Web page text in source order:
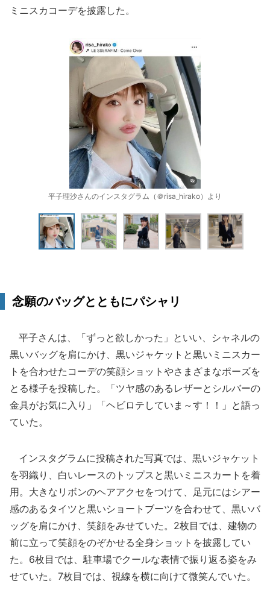
ミニスカコーデを披露した。
平子理沙さんのインスタグラム（＠risa_hirako）より
念願のバッグとともにパシャリ
平子さんは、「ずっと欲しかった」といい、シャネルの
黒いバッグを肩にかけ、黒いジャケットと黒いミニスカー
トを合わせたコーデの笑顔ショットやさまざまなポーズを
とる様子を投稿した。「ツヤ感のあるレザーとシルバーの
金具がお気に入り」「ヘビロテしていま～す！！」と語っ
ていた。
インスタグラムに投稿された写真では、黒いジャケット
を羽織り、白いレースのトップスと黒いミニスカートを着
用。大きなリボンのヘアアクセをつけて、足元にはシアー
感のあるタイツと黒いショートブーツを合わせて、黒いバ
ッグを肩にかけ、笑顔をみせていた。2枚目では、建物の
前に立って笑顔をのぞかせる全身ショットを披露してい
た。6枚目では、駐車場でクールな表情で振り返る姿をみ
せていた。7枚目では、視線を横に向けて微笑んでいた。